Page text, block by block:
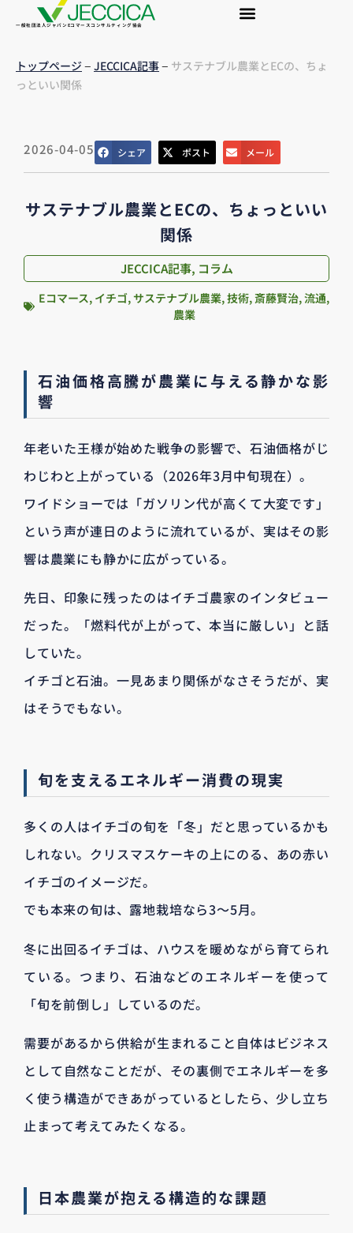
一般社団法人ジャパンEコマースコンサルティング協会
トップページ– JECCICA記事– サステナブル農業とECの、ちょ
っといい関係
2026-04-05 シェア ポスト メール
サステナブル農業とECの、ちょっといい
関係
JECCICA記事, コラム
Eコマース, イチゴ,サステナブル農業,技術,斎藤賢治,流通,
農業
石油価格高騰が農業に与える静かな影
響
年老いた王様が始めた戦争の影響で、石油価格がじ
わじわと上がっている（2026年3月中旬現在）。
ワイドショーでは「ガソリン代が高くて大変です」
という声が連日のように流れているが、実はその影
響は農業にも静かに広がっている。
先日、印象に残ったのはイチゴ農家のインタビュー
だった。「燃料代が上がって、本当に厳しい」と話
していた。
イチゴと石油。一見あまり関係がなさそうだが、実
はそうでもない。
旬を支えるエネルギー消費の現実
多くの人はイチゴの旬を「冬」だと思っているかも
しれない。クリスマスケーキの上にのる、あの赤い
イチゴのイメージだ。
でも本来の旬は、露地栽培なら3〜5月。
冬に出回るイチゴは、ハウスを暖めながら育てられ
ている。つまり、石油などのエネルギーを使って
「旬を前倒し」しているのだ。
需要があるから供給が生まれること自体はビジネス
として自然なことだが、その裏側でエネルギーを多
く使う構造ができあがっているとしたら、少し立ち
止まって考えてみたくなる。
日本農業が抱える構造的な課題